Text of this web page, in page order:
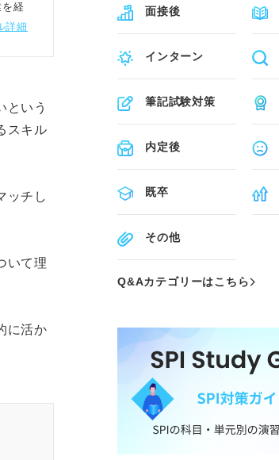
経
事
詳細
という
スキル
ッチし
いて理
に活か
面接後
インターン
筆記試験対策
内定後
既卒
その他
Q&Aカテゴリーはこちら